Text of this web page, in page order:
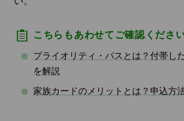
こちらもあわせてご確認くださ
プライオリティ・パスとは？付帯し
を解説
家族カードのメリットとは？申込方